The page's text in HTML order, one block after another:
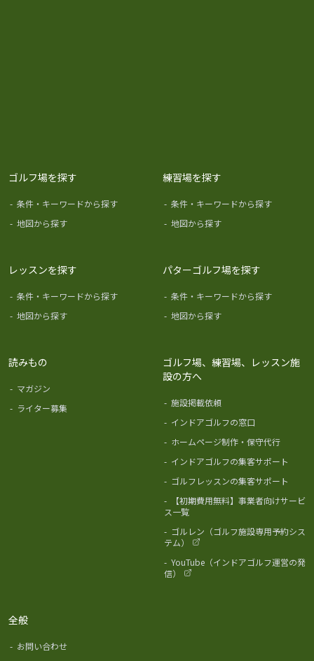
ゴルフ場を探す
- 条件・キーワードから探す
- 地図から探す
練習場を探す
- 条件・キーワードから探す
- 地図から探す
レッスンを探す
- 条件・キーワードから探す
- 地図から探す
パターゴルフ場を探す
- 条件・キーワードから探す
- 地図から探す
読みもの
- マガジン
- ライター募集
ゴルフ場、練習場、レッスン施
設の方へ
- 施設掲載依頼
- インドアゴルフの窓口
- ホームページ制作・保守代行
- インドアゴルフの集客サポート
- ゴルフレッスンの集客サポート
-
【初期費用無料】事業者向けサービ
ス一覧
- ゴルレン（ゴルフ施設専用予約シス
テム）
- YouTube（インドアゴルフ運営の発
信）
全般
- お問い合わせ